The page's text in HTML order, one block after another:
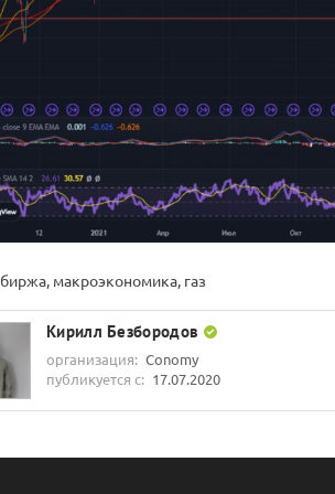
биржа, макроэкономика, газ
Кирилл Безбородов
организация: Conomy
публикуется с: 17.07.2020